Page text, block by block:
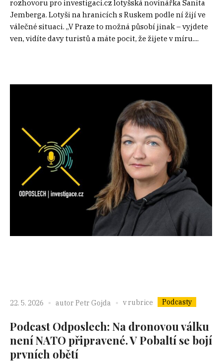
rozhovoru pro investigaci.cz lotyšská novinářka Sanita
Jemberga. Lotyši na hranicích s Ruskem podle ní žijí ve
válečné situaci. „V Praze to možná působí jinak – vyjdete
ven, vidíte davy turistů a máte pocit, že žijete v míru....
22. 5. 2026 autor Petr Gojda v rubrice Podcasty
Podcast Odposlech: Na dronovou válku
není NATO připravené. V Pobaltí se bojí
prvních obětí